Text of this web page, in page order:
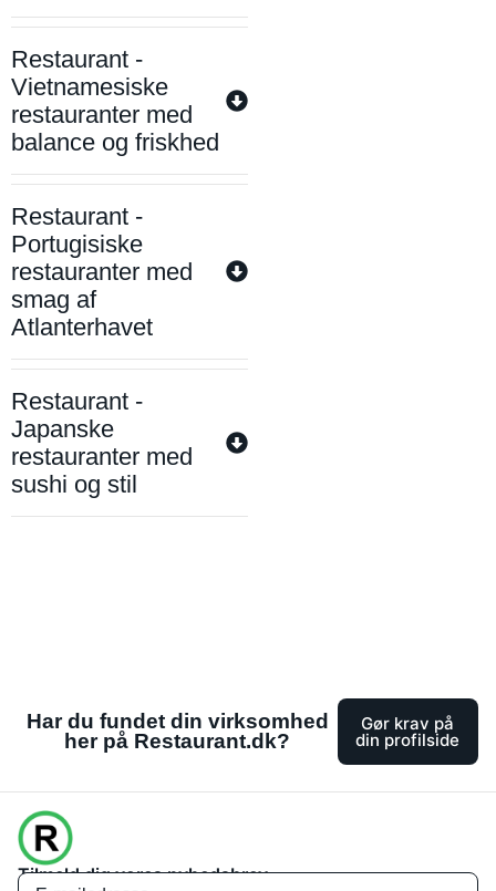
Restaurant -
Vietnamesiske
restauranter med
balance og friskhed
Restaurant -
Portugisiske
restauranter med
smag af
Atlanterhavet
Restaurant -
Japanske
restauranter med
sushi og stil
Har du fundet din virksomhed
her på Restaurant.dk?
Gør krav på
din profilside
Tilmeld dig vores nyhedsbrev